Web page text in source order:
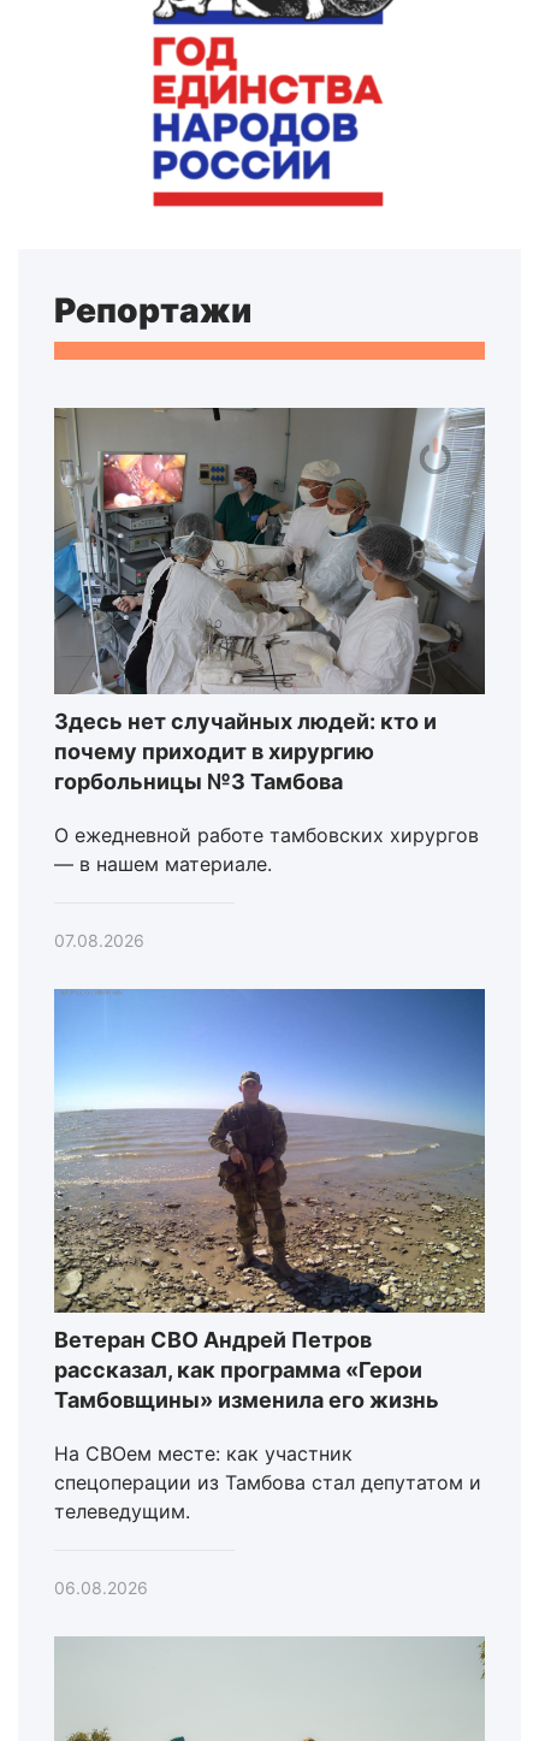
Репортажи
Здесь нет случайных людей: кто и
почему приходит в хирургию
горбольницы №3 Тамбова
О ежедневной работе тамбовских хирургов
— в нашем материале.
07.08.2026
Ветеран СВО Андрей Петров
рассказал, как программа «Герои
Тамбовщины» изменила его жизнь
На СВОем месте: как участник
спецоперации из Тамбова стал депутатом и
телеведущим.
06.08.2026